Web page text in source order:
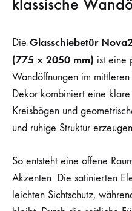
Die Glasschiebetür
(775 x 2050 mm) ist eine
Wandöffnungen im
Dekor kombiniert eine
Kreisbögen und
und ruhige Struktur
So entsteht eine offene
Akzenten. Die satinierten
leichten Sichtschutz,